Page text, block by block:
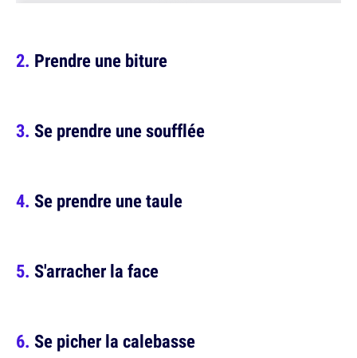
Prendre une biture
Se prendre une soufflée
Se prendre une taule
S'arracher la face
Se picher la calebasse